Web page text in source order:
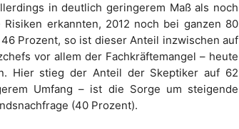
in deutlich geringerem Maß als noch
erkannten, 2012 noch bei ganzen 80
Prozent, so ist dieser Anteil inzwischen auf
vor allem der Fachkräftemangel – heute
Hier stieg der Anteil der Skeptiker auf 62
Umfang – ist die Sorge um steigende
(40 Prozent).